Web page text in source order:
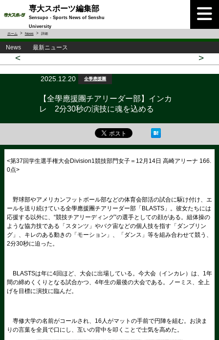
専大スポーツ編集部
Sensupo - Sports News of Senshu
University
ホーム News 詳細
News 最新ニュース
< >
2025.12.20 全學應援團
【全學應援團チアリーダー部】インカ
レ 2分30秒の演技に魂を込める
<第37回学生選手権大会Division1競技部門女子＝12月14日 高崎アリーナ 166.
0点>
野球部やアメリカンフットボール部などの体育会部活の試合に駆け付け、エ
ールを送り続けている全學應援團チアリーダー部「BLASTS」。彼女たちには
応援する以外に、“競技チアリーディング”の選手としての顔がある。組体操の
ような協力技である「スタンツ」やバク宙などの個人技を指す「ダンブリン
グ」、キレのある動きの「モーション」、「ダンス」等を組み合わせて競う、
2分30秒に迫った。
BLASTSは年に4回ほど、大会に出場している。今大会（インカレ）は、1年
間の締めくくりとなる試合かつ、4年生の最後の大会である。ノーミス、全上
げを目標に演技に臨んだ。
専修大学の名前がコールされ、16人がマットの手前で円陣を組む。お決ま
りの言葉を全員で口にし、互いの背中を叩くことで士気を高めた。